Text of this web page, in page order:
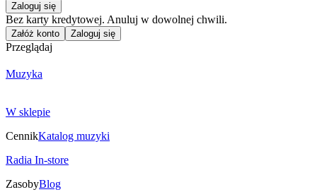
Zaloguj się
Bez karty kredytowej. Anuluj w dowolnej chwili.
Załóż konto Zaloguj się
Przeglądaj
Muzyka
W sklepie
CennikKatalog muzyki
Radia In-store
ZasobyBlog